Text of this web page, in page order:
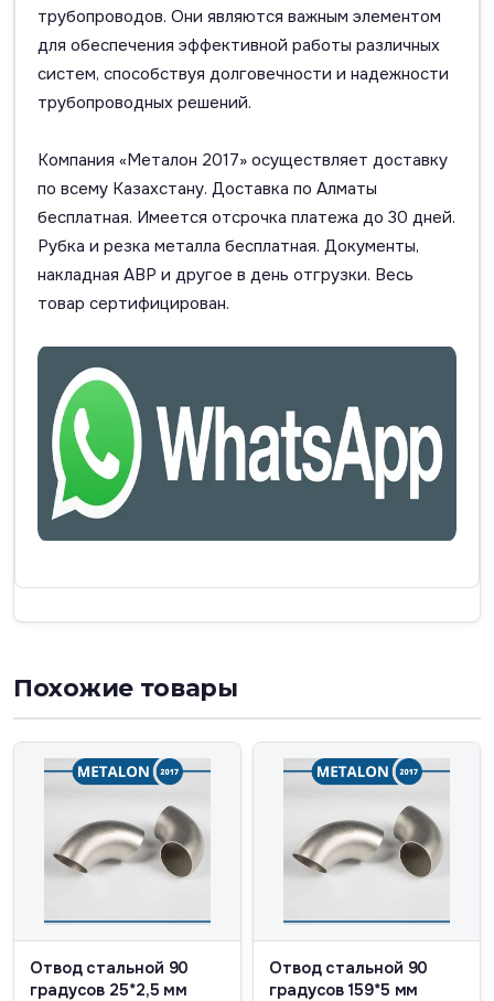
трубопроводов. Они являются важным элементом
для обеспечения эффективной работы различных
систем, способствуя долговечности и надежности
трубопроводных решений.
Компания «Металон 2017» осуществляет доставку
по всему Казахстану. Доставка по Алматы
бесплатная. Имеется отсрочка платежа до 30 дней.
Рубка и резка металла бесплатная. Документы,
накладная АВР и другое в день отгрузки. Весь
товар сертифицирован.
Похожие товары
Отвод стальной 90
градусов 25*2,5 мм
Отвод стальной 90
градусов 159*5 мм